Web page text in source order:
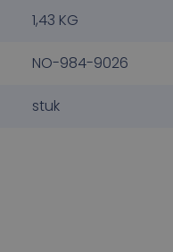
1,43 KG
NO-984-9026
stuk